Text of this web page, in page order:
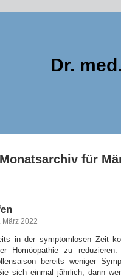
Dr.
Monatsarchiv für
März 2022
in der symptomlosen Zeit
Homöopathie zu
bereits weniger
sich einmal jährlich, dann